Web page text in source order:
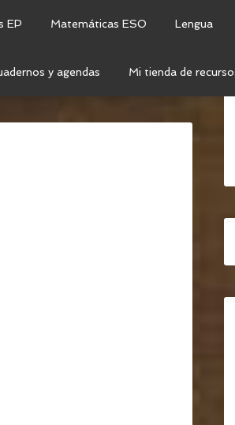
EP Matemáticas ESO Lengua
y agendas Mi tienda de
LAS TABLAS DE MULTIPLICAR